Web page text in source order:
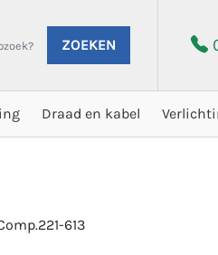
ZOEKEN
Draad en kabel
613